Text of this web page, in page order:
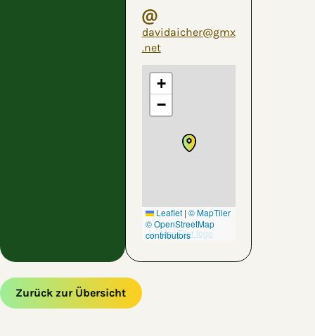
davidaicher@gmx
.net
+
−
Leaflet | © MapTiler
© OpenStreetMap
contributors
Zurück zur Übersicht